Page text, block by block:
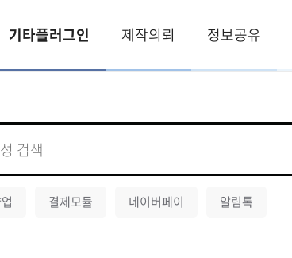
기타플러그인 제작의뢰 정보공유
결제모듈 네이버페이 알림톡